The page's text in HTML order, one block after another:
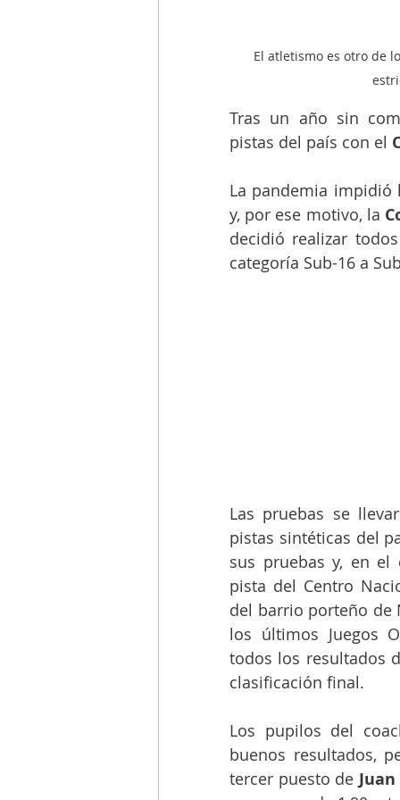
El atletismo es otro de
Tras un año sin
pistas del país con el
La pandemia
y, por ese motivo, la
decidió realizar
categoría Sub-16 a
Las pruebas se
pistas sintéticas del
sus pruebas y, en
pista del Centro
del barrio porteño de
los últimos Juegos
todos los resultados
clasificación final.
Los pupilos del
buenos resultados,
tercer puesto de